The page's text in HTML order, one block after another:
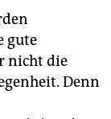
gute
nicht die
Denn